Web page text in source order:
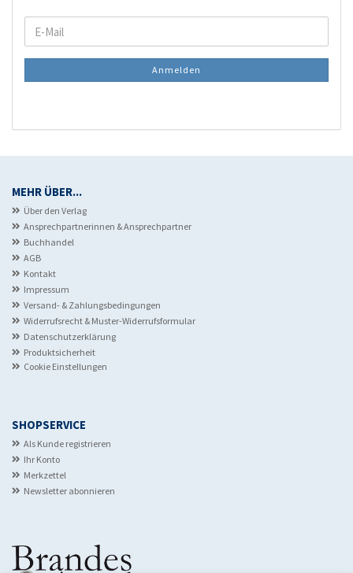
WEITER
ZUR
NEWSLETTER-
E-
Mail
Anmelden
MEHR ÜBER...
Über den Verlag
Ansprechpartnerinnen & Ansprechpartner
Buchhandel
AGB
Kontakt
Impressum
Versand- & Zahlungsbedingungen
Widerrufsrecht & Muster-Widerrufsformular
Datenschutzerklärung
Produktsicherheit
Cookie Einstellungen
SHOPSERVICE
Als Kunde registrieren
Ihr Konto
Merkzettel
Newsletter abonnieren